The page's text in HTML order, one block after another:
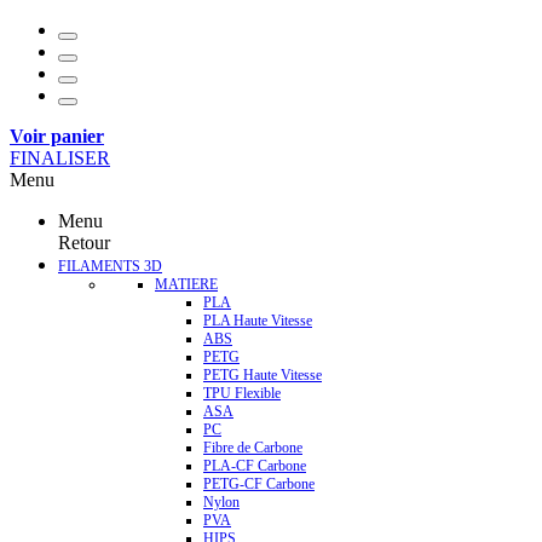
Voir panier
FINALISER
Menu
Menu
Retour
FILAMENTS 3D
MATIERE
PLA
PLA Haute Vitesse
ABS
PETG
PETG Haute Vitesse
TPU Flexible
ASA
PC
Fibre de Carbone
PLA-CF Carbone
PETG-CF Carbone
Nylon
PVA
HIPS